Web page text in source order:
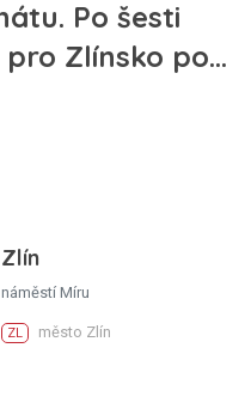
Zlín
náměstí Míru
ZL město Zlín